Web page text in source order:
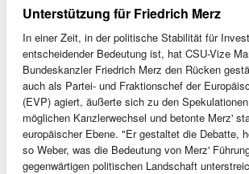
Unterstützung für Friedrich Merz
In einer Zeit, in der politische Stabilität für
entscheidender Bedeutung ist, hat CSU-Vize
Bundeskanzler Friedrich Merz den Rücken
auch als Partei- und Fraktionschef der
(EVP) agiert, äußerte sich zu den
möglichen Kanzlerwechsel und betonte Merz'
europäischer Ebene. "Er gestaltet die Debatte,
so Weber, was die Bedeutung von Merz'
gegenwärtigen politischen Landschaft